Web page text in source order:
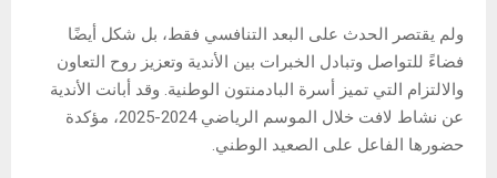
ولم يقتصر الحدث على البعد التنافسي فقط، بل شكل أيضًا
فضاءً للتواصل وتبادل الخبرات بين الأندية وتعزيز روح التعاون
والالتزام التي تميز أسرة البادمنتون الوطنية. وقد أبانت الأندية
عن نشاط لافت خلال الموسم الرياضي 2024-2025، مؤكدة
حضورها الفاعل على الصعيد الوطني.